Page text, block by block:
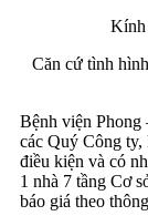
Kính
Căn cứ tình
Bệnh viện Phong
các Quý Công
điều kiện và có
1 nhà 7 tầng Cơ
báo giá theo